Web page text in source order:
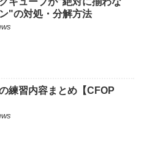
"の対処・分解方法
練習内容まとめ【CFOP